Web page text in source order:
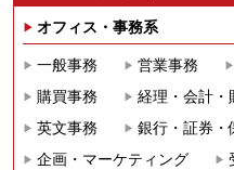
オフィス・事務系
一般事務
営業事務
購買事務
経理・会計・
英文事務
銀行・証券・
企画・マーケティング